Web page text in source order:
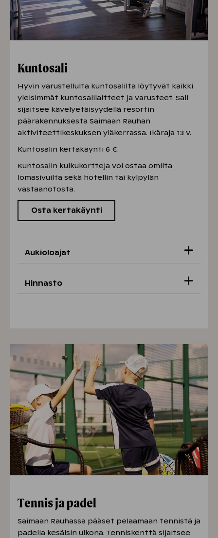
Kuntosali
Hyvin varustellulta kuntosalilta löytyvät kaikki
yleisimmät kuntosalilaitteet ja varusteet. Sali
sijaitsee kävelyetäisyydellä resortin
päärakennuksesta Saimaan Rauhan
aktiviteettikeskuksen yläkerrassa. Ikäraja 13 v.
Kuntosalin kertakäynti 6 €.
Kuntosalin kulkukortteja voi ostaa omilta
lomasivuilta sekä hotellin tai kylpylän
vastaanotosta.
Osta kertakäynti
Aukioloajat
Ma–su klo 6–23
Hinnasto
7 pv kortti 19,90 € (Omistajat -15 %)
Kuukausikortti34,90 € (Omistajat -15 %)
Tennis ja padel
Saimaan Rauhassa pääset pelaamaan tennistä ja
padelia kesäisin ulkona. Tenniskenttä sijaitsee